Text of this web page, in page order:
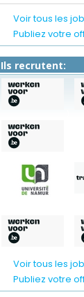
Voir tous les
Publiez votre
Ils recrutent:
Voir tous les
Publiez votre